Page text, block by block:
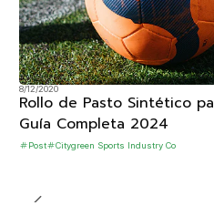
8/12/2020
Rollo de Pasto Sintético
Guía Completa 2024
Post Citygreen Sports Industry Co